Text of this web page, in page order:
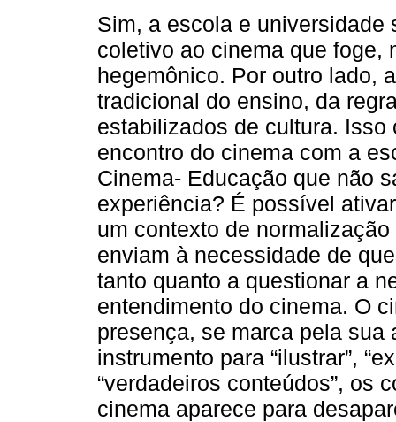
Sim, a escola e
coletivo ao cinema que foge,
hegemônico. Por outro lado,
tradicional do ensino, da
estabilizados de cultura.
encontro do cinema com a
Cinema- Educação que não
experiência? É possível
um contexto de
enviam à necessidade de
tanto quanto a questionar a
entendimento do cinema. O
presença, se marca pela
instrumento para “ilustrar”,
“verdadeiros conteúdos”, os
cinema aparece para